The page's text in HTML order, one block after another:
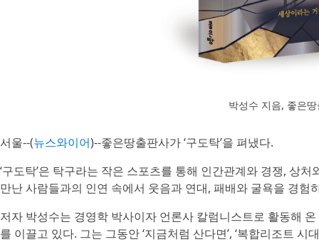
박성수 지음, 좋은
서울--(뉴스와이어)--좋은땅출판사가 ‘구도탁’을 펴냈다.
‘구도탁’은 탁구라는 작은 스포츠를 통해 인간관계와 경쟁, 상
만난 사람들과의 인연 속에서 웃음과 연대, 패배와 굴욕을 경험
저자 박성수는 경영학 박사이자 언론사 칼럼니스트로 활동해
를 이끌고 있다. 그는 그동안 ‘지금처럼 산다면’, ‘복합리조트